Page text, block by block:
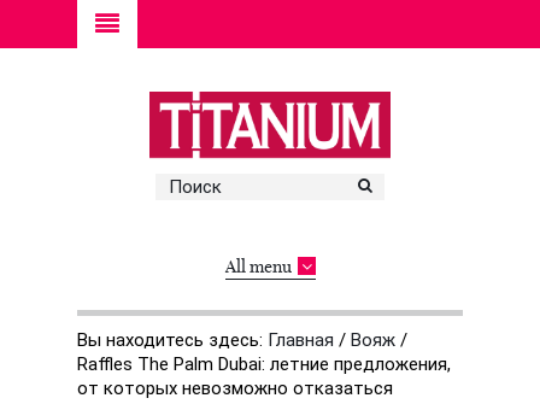
All menu
Вы находитесь здесь: Главная / Вояж /
Raffles The Palm Dubai: летние предложения,
от которых невозможно отказаться